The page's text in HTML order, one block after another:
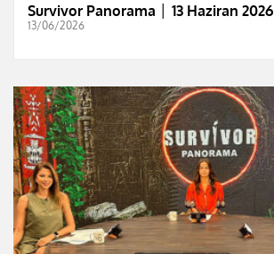
Survivor Panorama │ 13 Haziran 2026
13/06/2026